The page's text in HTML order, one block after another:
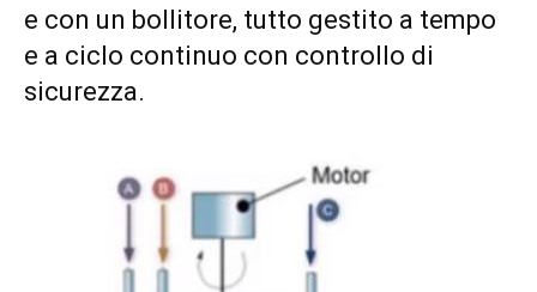
e con un bollitore, tutto gestito a tempo
e a ciclo continuo con controllo di
sicurezza.